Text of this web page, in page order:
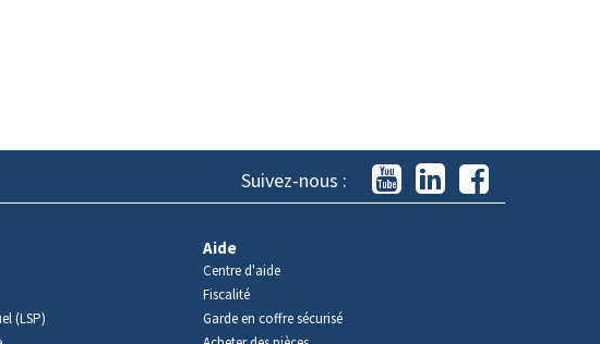
Suivez-nous :
(LSP)
Aide
Centre d'aide
Fiscalité
Garde en coffre sécurisé